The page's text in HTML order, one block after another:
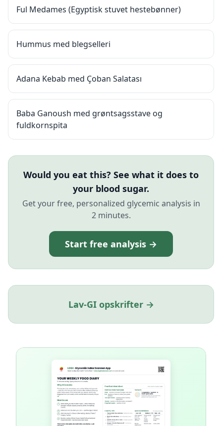
Ful Medames (Egyptisk stuvet hestebønner)
Hummus med blegselleri
Adana Kebab med Çoban Salatası
Baba Ganoush med grøntsagsstave og
fuldkornspita
Would you eat this? See what it does to
your blood sugar.
Get your free, personalized glycemic analysis in
2 minutes.
Start free analysis →
Lav-GI opskrifter →